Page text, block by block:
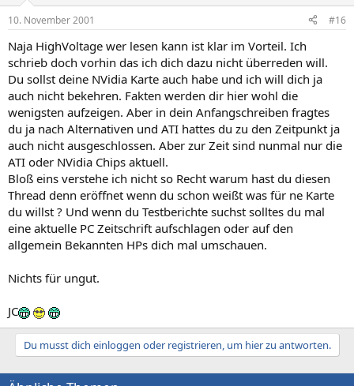
10. November 2001 #16
Naja HighVoltage wer lesen kann ist klar im Vorteil. Ich
schrieb doch vorhin das ich dich dazu nicht überreden will.
Du sollst deine NVidia Karte auch habe und ich will dich ja
auch nicht bekehren. Fakten werden dir hier wohl die
wenigsten aufzeigen. Aber in dein Anfangschreiben fragtes
du ja nach Alternativen und ATI hattes du zu den Zeitpunkt ja
auch nicht ausgeschlossen. Aber zur Zeit sind nunmal nur die
ATI oder NVidia Chips aktuell.
Bloß eins verstehe ich nicht so Recht warum hast du diesen
Thread denn eröffnet wenn du schon weißt was für ne Karte
du willst ? Und wenn du Testberichte suchst solltes du mal
eine aktuelle PC Zeitschrift aufschlagen oder auf den
allgemein Bekannten HPs dich mal umschauen.
Nichts für ungut.
JC
Du musst dich einloggen oder registrieren, um hier zu antworten.